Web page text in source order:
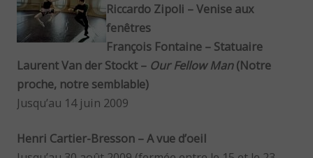
Riccardo Zipoli – Venise aux
fenêtres
François Fontaine – Statuaire
Laurent Van der Stockt – Our Fellow Man(Notre
proche, notre semblable)
Jusqu’au 14 juin 2009
Henri Cartier-Bresson – A vue d’oeil